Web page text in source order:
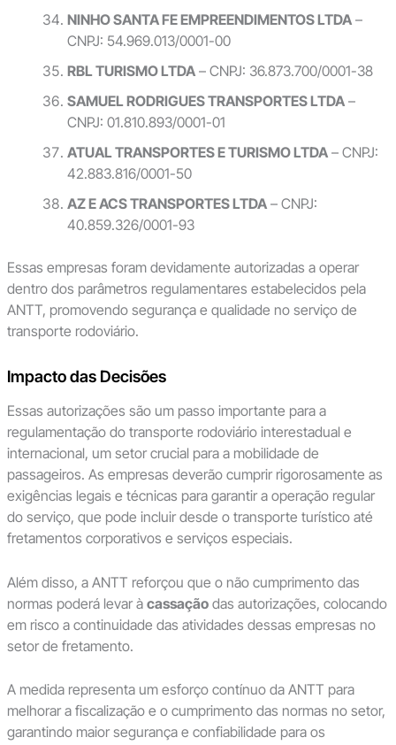
NINHO SANTA FE EMPREENDIMENTOS LTDA–
CNPJ: 54.969.013/0001-00
RBL TURISMO LTDA– CNPJ: 36.873.700/0001-38
SAMUEL RODRIGUES TRANSPORTES LTDA–
CNPJ: 01.810.893/0001-01
ATUAL TRANSPORTES E TURISMO LTDA– CNPJ:
42.883.816/0001-50
AZ E ACS TRANSPORTES LTDA– CNPJ:
40.859.326/0001-93
Essas empresas foram devidamente autorizadas a operar
dentro dos parâmetros regulamentares estabelecidos pela
ANTT, promovendo segurança e qualidade no serviço de
transporte rodoviário.
Impacto das Decisões
Essas autorizações são um passo importante para a
regulamentação do transporte rodoviário interestadual e
internacional, um setor crucial para a mobilidade de
passageiros. As empresas deverão cumprir rigorosamente as
exigências legais e técnicas para garantir a operação regular
do serviço, que pode incluir desde o transporte turístico até
fretamentos corporativos e serviços especiais.
Além disso, a ANTT reforçou que o não cumprimento das
normas poderá levar à cassaçãodas autorizações, colocando
em risco a continuidade das atividades dessas empresas no
setor de fretamento.
A medida representa um esforço contínuo da ANTT para
melhorar a fiscalização e o cumprimento das normas no setor,
garantindo maior segurança e confiabilidade para os